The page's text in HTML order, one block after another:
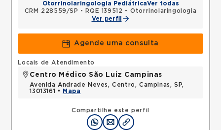
Otorrinolaringologia PediátricaVer todas
CRM 228559/SP •
RQE 139512 - Otorrinolaringologia
Ver perfil
Agende uma consulta
Compartilhe este perfil
Locais de Atendimento
Centro Médico São Luiz Campinas
Avenida Andrade Neves, Centro, Campinas, SP,
13013161 •
Mapa